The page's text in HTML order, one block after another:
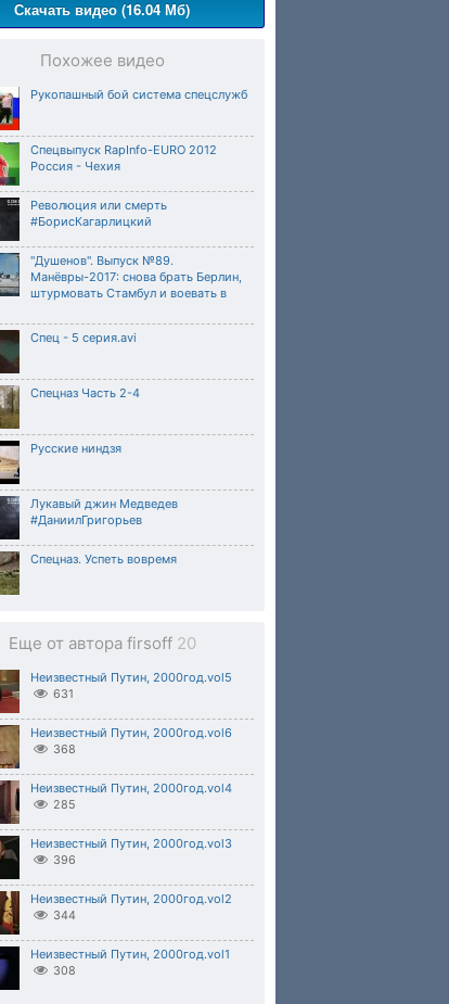
Скачать видео (16.04 Мб)
Похожее видео
Рукопашный бой система спецслужб
Cпецвыпуск RapInfo-EURO 2012
Россия - Чехия
Революция или смерть
#БорисКагарлицкий
"Душенов". Выпуск №89.
Манёвры-2017: снова брать Берлин,
штурмовать Стамбул и воевать в
Спец - 5 серия.avi
Спецназ Часть 2-4
Русские ниндзя
Лукавый джин Медведев
#ДаниилГригорьев
Спецназ. Успеть вовремя
Еще от автора firsoff 20
Неизвестный Путин, 2000год.vol5
631
Неизвестный Путин, 2000год.vol6
368
Неизвестный Путин, 2000год.vol4
285
Неизвестный Путин, 2000год.vol3
396
Неизвестный Путин, 2000год.vol2
344
Неизвестный Путин, 2000год.vol1
308